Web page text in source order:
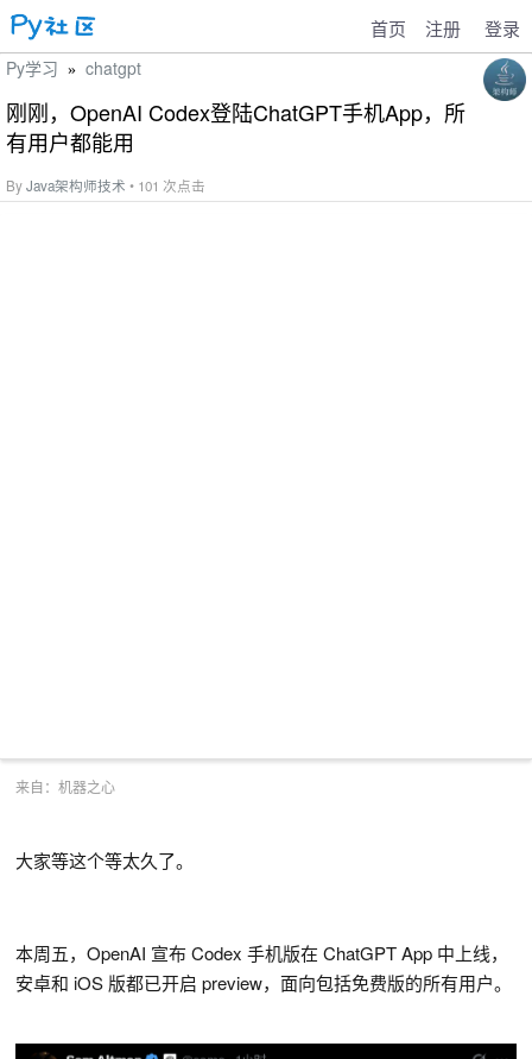
首页 注册 登录
Py学习 » chatgpt
刚刚，OpenAI Codex登陆ChatGPT手机App，所
有用户都能用
ByJava架构师技术 • 101 次点击
来自：机器之心
大家等这个等太久了。
本周五，OpenAI 宣布 Codex 手机版在 ChatGPT App 中上线，
安卓和 iOS 版都已开启 preview，面向包括免费版的所有用户。